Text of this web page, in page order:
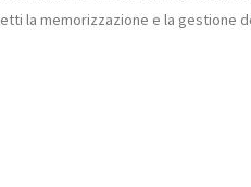
la memorizzazione e la gestione